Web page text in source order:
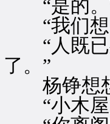
“是的。
“我们想
“人既已
了。”
杨铮想想
“小木屋